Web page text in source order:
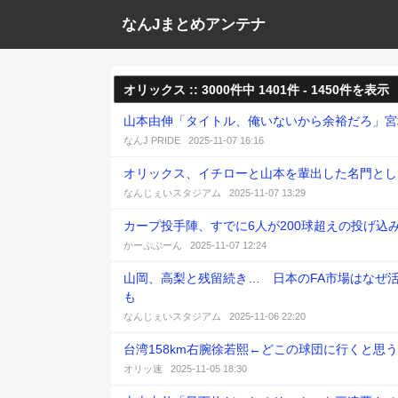
なんJまとめアンテナ
オリックス :: 3000件中 1401件 - 1450件を表示
山本由伸「タイトル、俺いないから余裕だろ」
なんJ PRIDE 2025-11-07 16:16
オリックス、イチローと山本を輩出した名門と
なんじぇいスタジアム 2025-11-07 13:29
カープ投手陣、すでに6人が200球超えの投げ込
かーぷぶーん 2025-11-07 12:24
山岡、高梨と残留続き… 日本のFA市場はなぜ
も
なんじぇいスタジアム 2025-11-06 22:20
台湾158km右腕徐若熙←どこの球団に行くと思
オリッ速 2025-11-05 18:30